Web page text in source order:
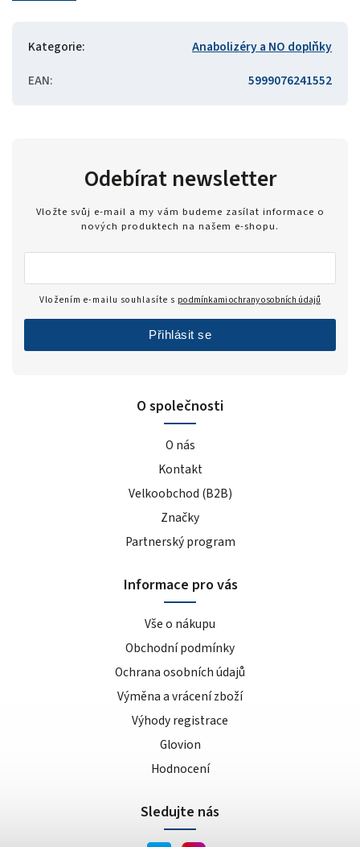
Kategorie:
Anabolizéry a NO doplňky
EAN: 5999076241552
O společnosti
O nás
Kontakt
Velkoobchod (B2B)
Značky
Partnerský program
Informace pro vás
Vše o nákupu
Obchodní podmínky
Ochrana osobních údajů
Výměna a vrácení zboží
Výhody registrace
Glovion
Hodnocení
Odebírat newsletter
Vložte svůj e-mail a my vám budeme zasílat informace o
nových produktech na našem e-shopu.
Vložením e-mailu souhlasíte s podmínkami ochrany osobních údajů
Přihlásit se
Sledujte nás